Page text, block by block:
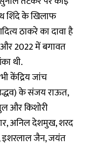
शिंदे के खिलाफ
ठाकरे का दावा है
2022 में बगावत
थी.
केंद्रिय जांच
के संजय राऊत,
और किशोरी
अनिल देशमुख, शरद
इशरलाल जैन, जयंत